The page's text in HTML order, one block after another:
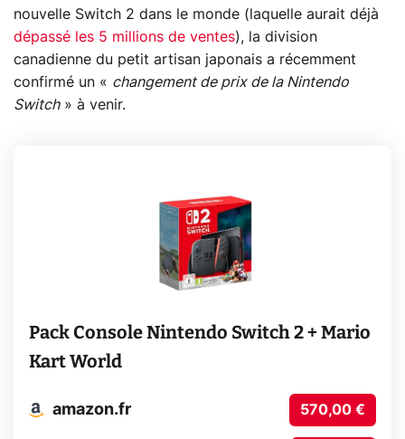
nouvelle Switch 2 dans le monde (laquelle aurait déjà
dépassé les 5 millions de ventes), la division
canadienne du petit artisan japonais a récemment
confirmé un « changement de prix de la Nintendo
Switch» à venir.
Pack Console Nintendo Switch 2 + Mario
Kart World
amazon.fr 570,00 €